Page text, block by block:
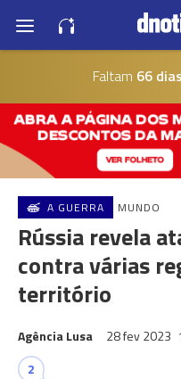
Faltam 66 dias
A GUERRA MUNDO
Rússia revela
contra várias
território
Agência Lusa 28 fev 2023
2